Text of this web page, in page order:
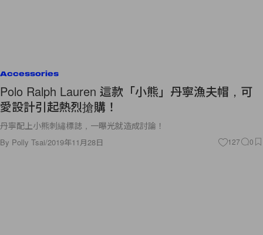
Accessories
Polo Ralph Lauren 這款「小熊」丹寧漁夫帽，可
愛設計引起熱烈搶購！
丹寧配上小熊刺繡標誌，一曝光就造成討論！
By Polly Tsai/2019年11月28日 127 0